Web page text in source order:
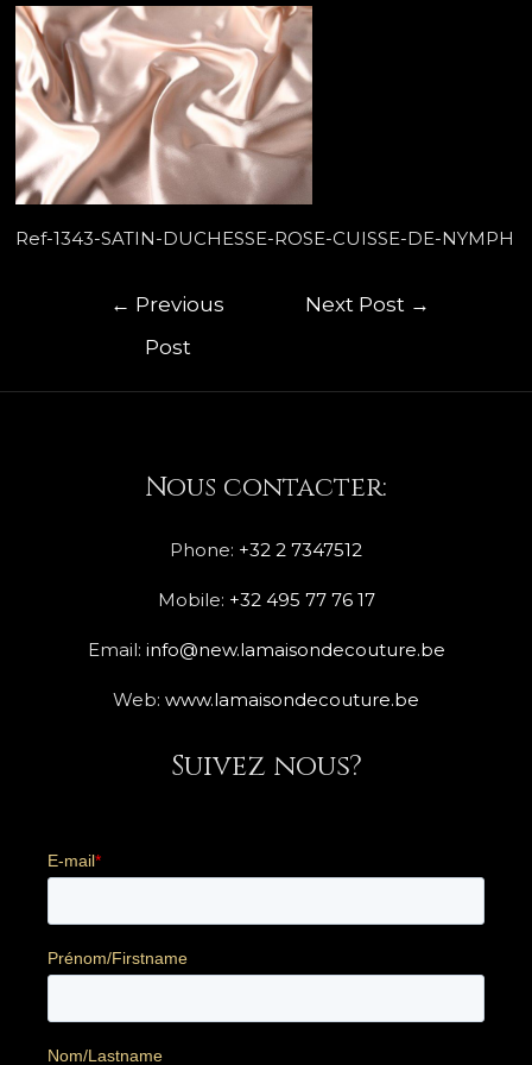
Ref-1343-SATIN-DUCHESSE-ROSE-CUISSE-DE-NYMPH
← Previous
Post
Next Post →
Nous contacter:
Phone: +32 2 7347512
Mobile: +32 495 77 76 17
Email: info@new.lamaisondecouture.be
Web: www.lamaisondecouture.be
Suivez nous?